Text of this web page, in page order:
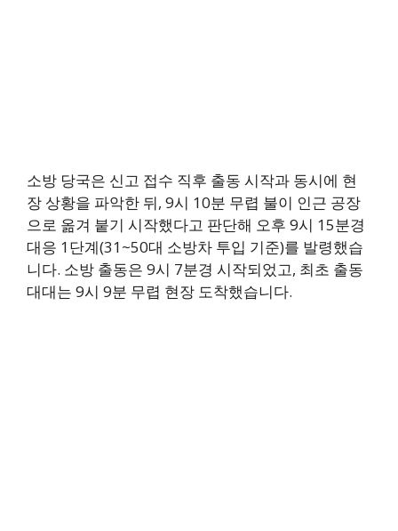
소방 당국은 신고 접수 직후 출동 시작과 동시에 현
장 상황을 파악한 뒤, 9시 10분 무렵 불이 인근 공장
으로 옮겨 붙기 시작했다고 판단해 오후 9시 15분경
대응 1단계(31~50대 소방차 투입 기준)를 발령했습
니다. 소방 출동은 9시 7분경 시작되었고, 최초 출동
대대는 9시 9분 무렵 현장 도착했습니다.